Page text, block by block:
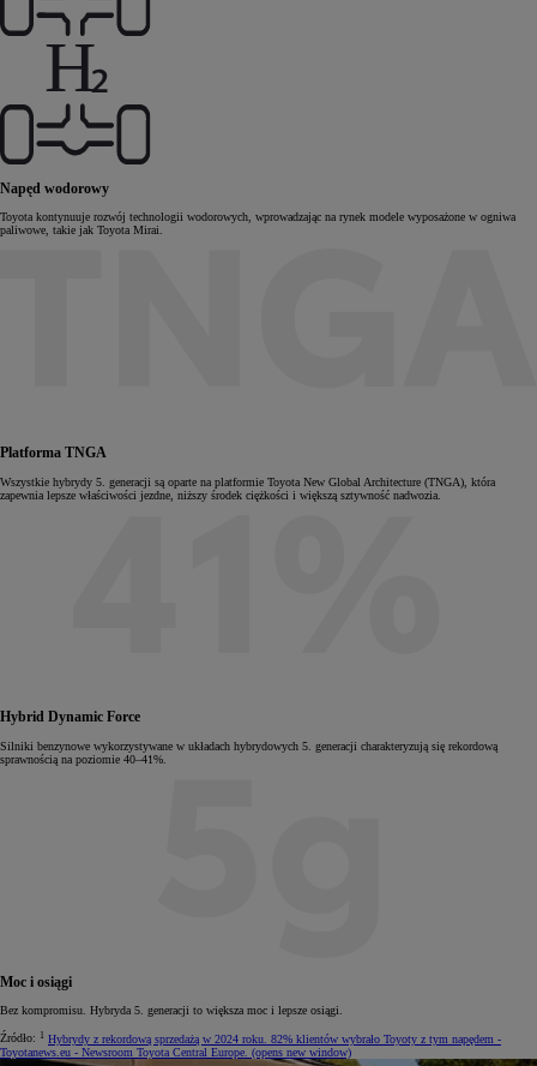
Napęd wodorowy
Toyota kontynuuje rozwój technologii wodorowych, wprowadzając na rynek modele wyposażone w ogniwa
paliwowe, takie jak Toyota Mirai.
Platforma TNGA
Wszystkie hybrydy 5. generacji są oparte na platformie Toyota New Global Architecture (TNGA), która
zapewnia lepsze właściwości jezdne, niższy środek ciężkości i większą sztywność nadwozia.
Hybrid Dynamic Force
Silniki benzynowe wykorzystywane w układach hybrydowych 5. generacji charakteryzują się rekordową
sprawnością na poziomie 40–41%.
Moc i osiągi
Bez kompromisu. Hybryda 5. generacji to większa moc i lepsze osiągi.
Źródło: 1 Hybrydy z rekordową sprzedażą w 2024 roku. 82% klientów wybrało Toyoty z tym napędem -
Toyotanews.eu - Newsroom Toyota Central Europe. (opens new window)